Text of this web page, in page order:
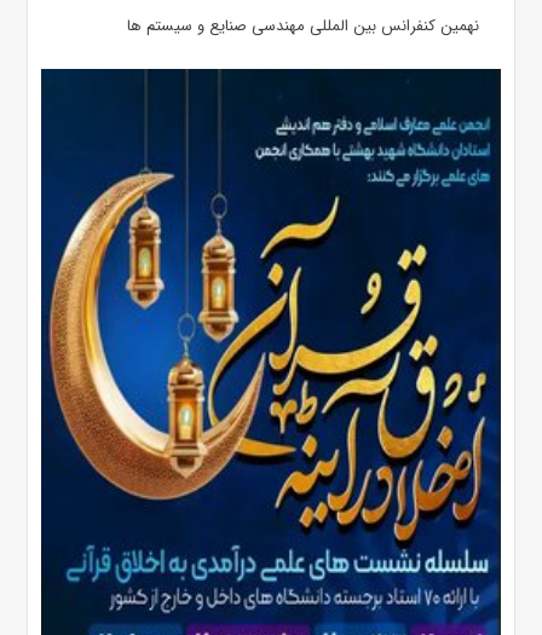
نهمین کنفرانس بین المللی مهندسی صنایع و سیستم­ ها